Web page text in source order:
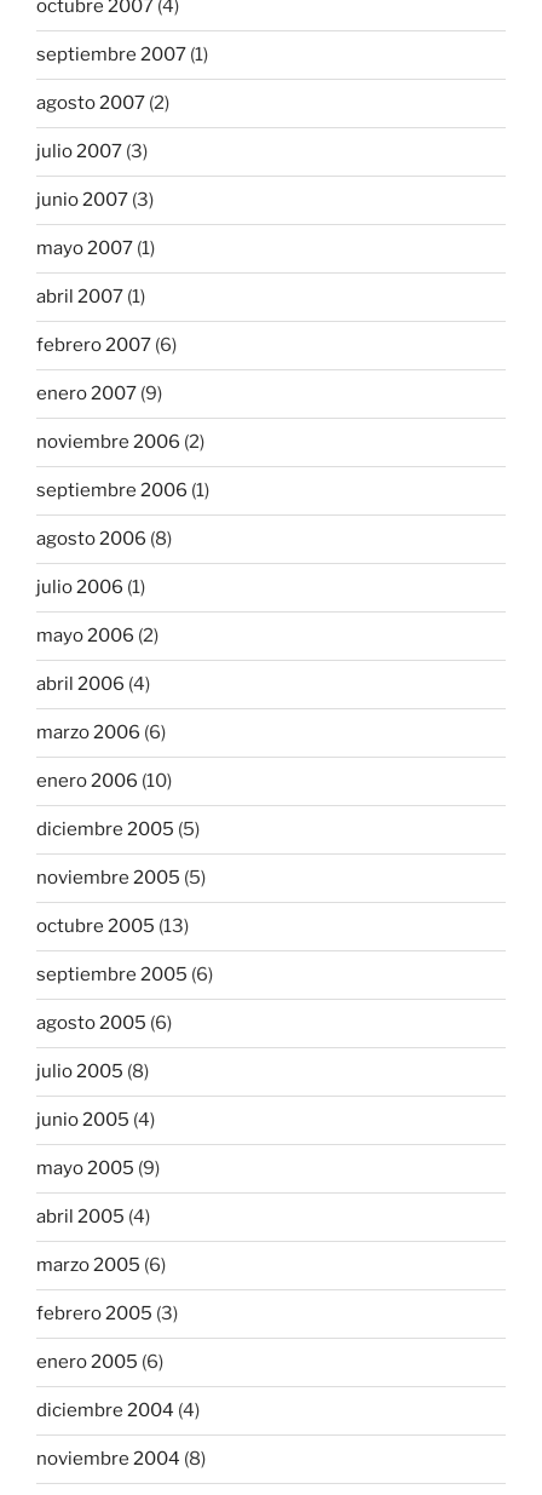
octubre 2007 (4)
septiembre 2007 (1)
agosto 2007 (2)
julio 2007 (3)
junio 2007 (3)
mayo 2007 (1)
abril 2007 (1)
febrero 2007 (6)
enero 2007 (9)
noviembre 2006 (2)
septiembre 2006 (1)
agosto 2006 (8)
julio 2006 (1)
mayo 2006 (2)
abril 2006 (4)
marzo 2006 (6)
enero 2006 (10)
diciembre 2005 (5)
noviembre 2005 (5)
octubre 2005 (13)
septiembre 2005 (6)
agosto 2005 (6)
julio 2005 (8)
junio 2005 (4)
mayo 2005 (9)
abril 2005 (4)
marzo 2005 (6)
febrero 2005 (3)
enero 2005 (6)
diciembre 2004 (4)
noviembre 2004 (8)